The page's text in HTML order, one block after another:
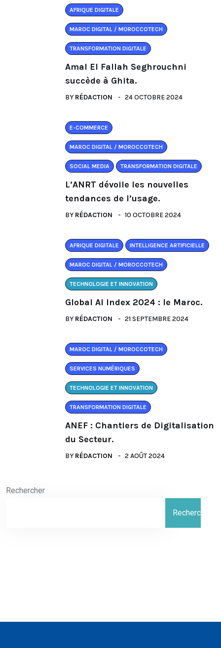
AFRIQUE DIGITALE
MAROC DIGITAL / MOROCCOTECH
TRANSFORMATION DIGITALE
Amal El Fallah Seghrouchni
succède à Ghita.
BY RÉDACTION 24 OCTOBRE 2024
E-COMMERCE
MAROC DIGITAL / MOROCCOTECH
SOCIAL MEDIA TRANSFORMATION DIGITALE
L’ANRT dévoile les nouvelles
tendances de l’usage.
BY RÉDACTION 10 OCTOBRE 2024
AFRIQUE DIGITALE INTELLIGENCE ARTIFICIELLE
MAROC DIGITAL / MOROCCOTECH
TECHNOLOGIE ET INNOVATION
Global AI Index 2024 : le Maroc.
BY RÉDACTION 21 SEPTEMBRE 2024
MAROC DIGITAL / MOROCCOTECH
SERVICES NUMÉRIQUES
TECHNOLOGIE ET INNOVATION
TRANSFORMATION DIGITALE
ANEF : Chantiers de Digitalisation
du Secteur.
BY RÉDACTION 2 AOÛT 2024
Rechercher
Rechercher